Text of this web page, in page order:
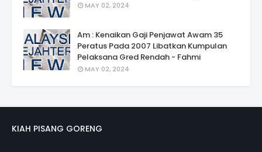
MAY 02, 2024
Am : Kenaikan Gaji Penjawat Awam 35
Peratus Pada 2007 Libatkan Kumpulan
Pelaksana Gred Rendah - Fahmi
MAY 02, 2024
KIAH PISANG GORENG